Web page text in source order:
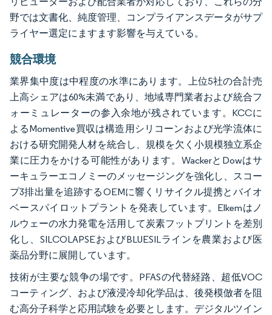
野では文書化、純度管理、コンプライアンスデータがサプ
ライヤー選定にますます影響を与えている。
競合環境
業界集中度は中程度の水準にあります。上位5社の合計売
上高シェアは60%未満であり、地域専門業者および統合フ
ォーミュレーターの参入余地が残されています。KCCに
よるMomentive買収は構造用シリコーンおよび光学流体に
おける研究開発人材を統合し、規模を欠く小規模独立系企
業に圧力をかける可能性があります。WackerとDowはサ
ーキュラーエコノミーのメッセージングを強化し、スコー
プ3排出量を追跡するOEMに響くリサイクル提携とバイオ
ベースパイロットプラントを発表しています。Elkemはノ
ルウェーの水力発電を活用して炭素フットプリントを差別
化し、SILCOLAPSEおよびBLUESILラインを農業および医
薬品分野に展開しています。
技術が主要な競争の場です。PFASの代替経路、超低VOC
コーティング、および液浸冷却化学品は、後発模倣者を阻
む高分子科学と応用試験を必要とします。デジタルツイン